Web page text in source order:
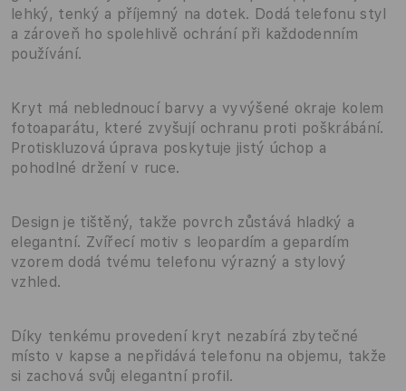
lehký, tenký a příjemný na dotek. Dodá telefonu styl
a zároveň ho spolehlivě ochrání při každodenním
používání.
Kryt má neblednoucí barvy a vyvýšené okraje kolem
fotoaparátu, které zvyšují ochranu proti poškrábání.
Protiskluzová úprava poskytuje jistý úchop a
pohodlné držení v ruce.
Design je tištěný, takže povrch zůstává hladký a
elegantní. Zvířecí motiv s leopardím a gepardím
vzorem dodá tvému telefonu výrazný a stylový
vzhled.
Díky tenkému provedení kryt nezabírá zbytečné
místo v kapse a nepřidává telefonu na objemu, takže
si zachová svůj elegantní profil.